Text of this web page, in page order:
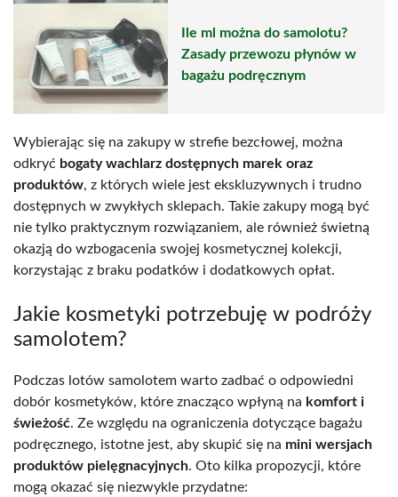
Ile ml można do samolotu?
Zasady przewozu płynów w
bagażu podręcznym
Wybierając się na zakupy w strefie bezcłowej, można
odkryć bogaty wachlarz dostępnych marek oraz
produktów, z których wiele jest ekskluzywnych i trudno
dostępnych w zwykłych sklepach. Takie zakupy mogą być
nie tylko praktycznym rozwiązaniem, ale również świetną
okazją do wzbogacenia swojej kosmetycznej kolekcji,
korzystając z braku podatków i dodatkowych opłat.
Jakie kosmetyki potrzebuję w podróży
samolotem?
Podczas lotów samolotem warto zadbać o odpowiedni
dobór kosmetyków, które znacząco wpłyną na komfort i
świeżość. Ze względu na ograniczenia dotyczące bagażu
podręcznego, istotne jest, aby skupić się na mini wersjach
produktów pielęgnacyjnych. Oto kilka propozycji, które
mogą okazać się niezwykle przydatne: